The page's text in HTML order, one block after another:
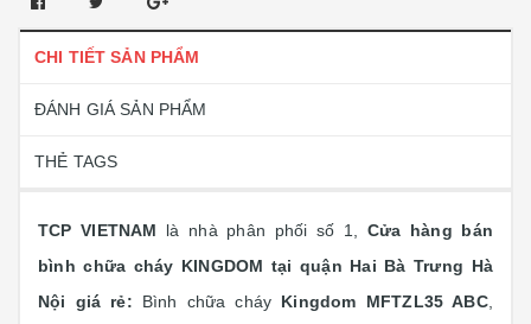
CHI TIẾT SẢN PHẨM
ĐÁNH GIÁ SẢN PHẨM
THẺ TAGS
TCP VIETNAM là nhà phân phối số 1, Cửa hàng bán
bình chữa cháy KINGDOM tại quận Hai Bà Trưng Hà
Nội giá rẻ: Bình chữa cháy Kingdom MFTZL35 ABC,